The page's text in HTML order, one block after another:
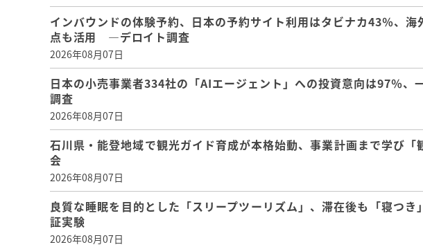
インバウンドの体験予約、日本の予約サイト利用はタビナカ43％、
点も活用 ―デロイト調査
2026年08月07日
日本の小売事業者334社の「AIエージェント」への投資意向は97％
調査
2026年08月07日
石川県・能登地域で観光ガイド育成が本格始動、事業計画まで学び
会
2026年08月07日
良質な睡眠を目的とした「スリープツーリズム」、滞在後も「寝つ
証実験
2026年08月07日